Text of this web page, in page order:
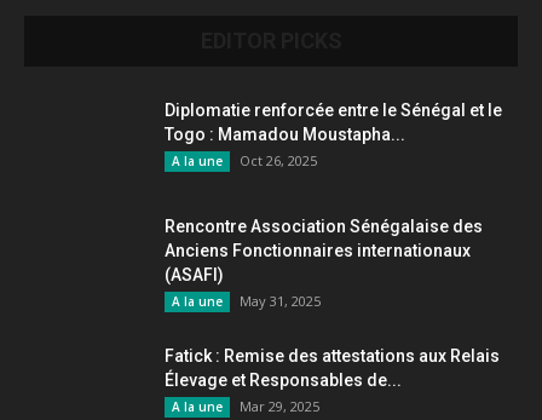
Diplomatie renforcée entre le Sénégal et le
Togo : Mamadou Moustapha...
A la une Oct 26, 2025
Rencontre Association Sénégalaise des
Anciens Fonctionnaires internationaux
(ASAFI)
A la une May 31, 2025
Fatick : Remise des attestations aux Relais
Élevage et Responsables de...
A la une Mar 29, 2025